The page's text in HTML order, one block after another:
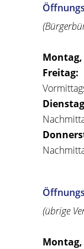
Freitag:
(übrige